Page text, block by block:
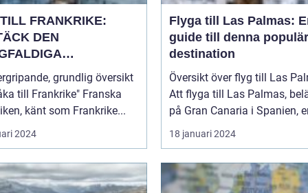
FRANKRIKE:
DEN
grundlig översikt
till Frankrike" Franska
känt som Frankrike...
2024
Flyga till Las Palmas:
guide till denna
destination
Översikt över flyg till Las
Att flyga till Las Palmas,
på Gran Canaria i Spanien,
18 januari 2024